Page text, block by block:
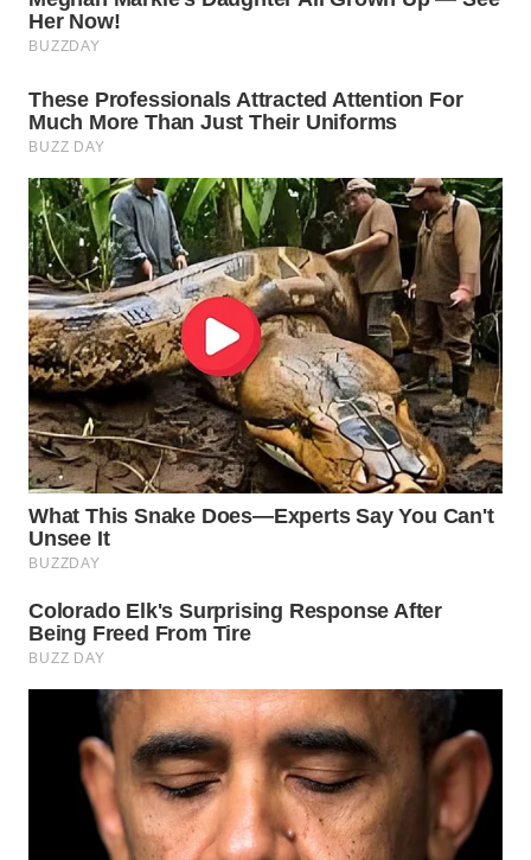
WN
PAKPAK
WN
KARAWANG
WN
BEKASI
WN
BOGOR
WN
DEPOK
WN
TAPANULI
UTARA
SAMOSIR
WN
PADANG
WN
SUMEDANG